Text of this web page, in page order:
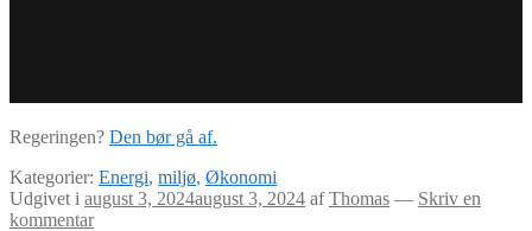
Regeringen? Den bør gå af.
Kategorier: Energi, miljø, Økonomi
Udgivet i august 3, 2024august 3, 2024 afThomas — Skriv en
kommentar